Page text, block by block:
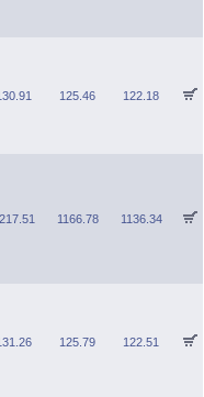
125.46 122.18
1166.78 1136.34
125.79 122.51